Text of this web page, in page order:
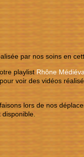
par nos soins en
playlist Rhône
voir des vidéos
lors de nos